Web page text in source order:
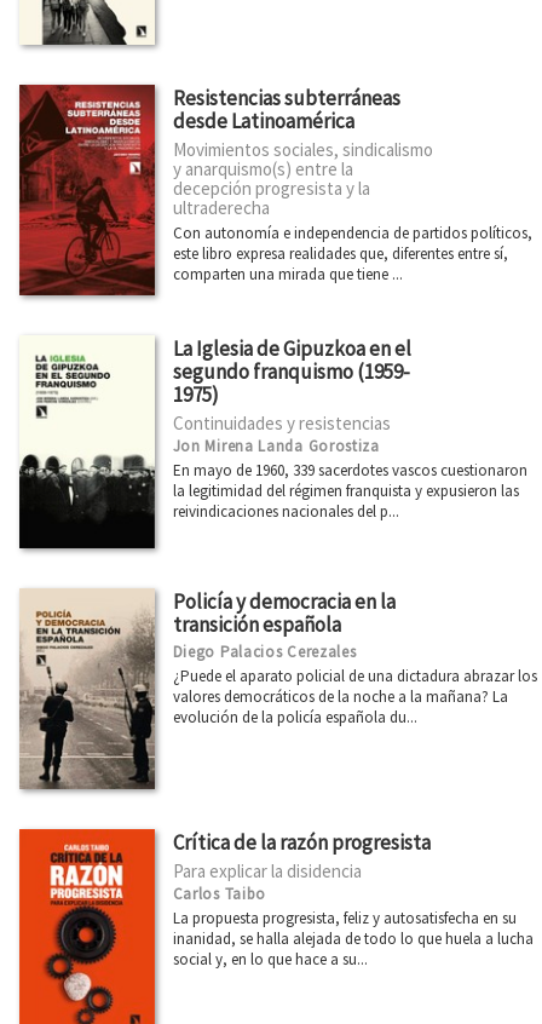
Miradas Matemáticas
Desarrollo y Cooperación
Economía inclusiva
Dirasat - Estudios Árabes
arte + educación
Eleanor Roosevelt
Ver todas... (21)
MATERIAS
Administración pública
Arquitectura
Arte
Asia
Cataluña
Cooperación y desarrollo
Derechos Humanos
Diseño
Divulgación científica
Ecología
Resistencias subterráneas
desde Latinoamérica
Movimientos sociales, sindicalismo
y anarquismo(s) entre la
decepción progresista y la
ultraderecha
Con autonomía e independencia de partidos políticos,
este libro expresa realidades que, diferentes entre sí,
comparten una mirada que tiene ...
La Iglesia de Gipuzkoa en el
segundo franquismo (1959-
1975)
Continuidades y resistencias
Jon Mirena Landa Gorostiza
En mayo de 1960, 339 sacerdotes vascos cuestionaron
la legitimidad del régimen franquista y expusieron las
reivindicaciones nacionales del p...
Policía y democracia en la
transición española
Diego Palacios Cerezales
¿Puede el aparato policial de una dictadura abrazar los
valores democráticos de la noche a la mañana? La
evolución de la policía española du...
Crítica de la razón progresista
Para explicar la disidencia
Carlos Taibo
La propuesta progresista, feliz y autosatisfecha en su
inanidad, se halla alejada de todo lo que huela a lucha
social y, en lo que hace a su...